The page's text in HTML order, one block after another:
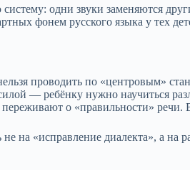
одни звуки заменяются
фонем русского языка у тех
проводить по «центровым»
— ребёнку нужно научиться
о «правильности»
на «исправление диалекта», а